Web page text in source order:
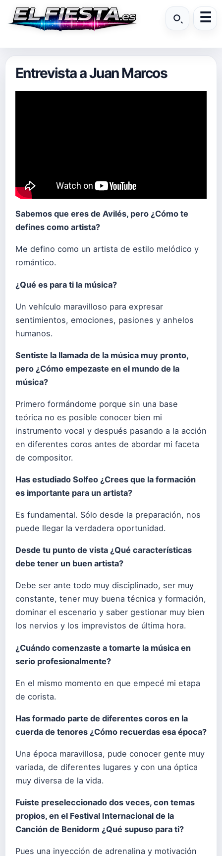
Entrevista a Juan Marcos
Sabemos que eres de Avilés, pero ¿Cómo te
defines como artista?
Me defino como un artista de estilo melódico y
romántico.
¿Qué es para ti la música?
Un vehículo maravilloso para expresar
sentimientos, emociones, pasiones y anhelos
humanos.
Sentiste la llamada de la música muy pronto,
pero ¿Cómo empezaste en el mundo de la
música?
Primero formándome porque sin una base
teórica no es posible conocer bien mi
instrumento vocal y después pasando a la acción
en diferentes coros antes de abordar mi faceta
de compositor.
Has estudiado Solfeo ¿Crees que la formación
es importante para un artista?
Es fundamental. Sólo desde la preparación, nos
puede llegar la verdadera oportunidad.
Desde tu punto de vista ¿Qué características
debe tener un buen artista?
Debe ser ante todo muy disciplinado, ser muy
constante, tener muy buena técnica y formación,
dominar el escenario y saber gestionar muy bien
los nervios y los imprevistos de última hora.
¿Cuándo comenzaste a tomarte la música en
serio profesionalmente?
En el mismo momento en que empecé mi etapa
de corista.
Has formado parte de diferentes coros en la
cuerda de tenores ¿Cómo recuerdas esa época?
Una época maravillosa, pude conocer gente muy
variada, de diferentes lugares y con una óptica
muy diversa de la vida.
Fuiste preseleccionado dos veces, con temas
propios, en el Festival Internacional de la
Canción de Benidorm ¿Qué supuso para ti?
Pues una inyección de adrenalina y motivación